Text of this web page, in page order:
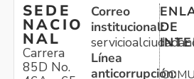
SEDE
NACIO
NAL
Carrera
85D No.
Correo
institucional:
Línea
anticorrupción:
DE